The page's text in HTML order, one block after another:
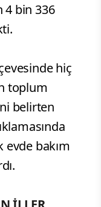
4 bin 336
hiç
toplum
belirten
evde bakım